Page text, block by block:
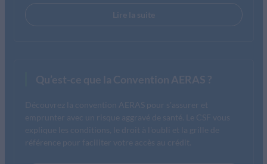
Lire la suite
Qu’est-ce que la Convention AERAS ?
Découvrez la convention AERAS pour s'assurer et
emprunter avec un risque aggravé de santé. Le CSF vous
explique les conditions, le droit à l'oubli et la grille de
référence pour faciliter votre accès au crédit.